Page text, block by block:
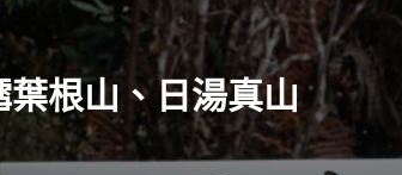
根山、日湯真山